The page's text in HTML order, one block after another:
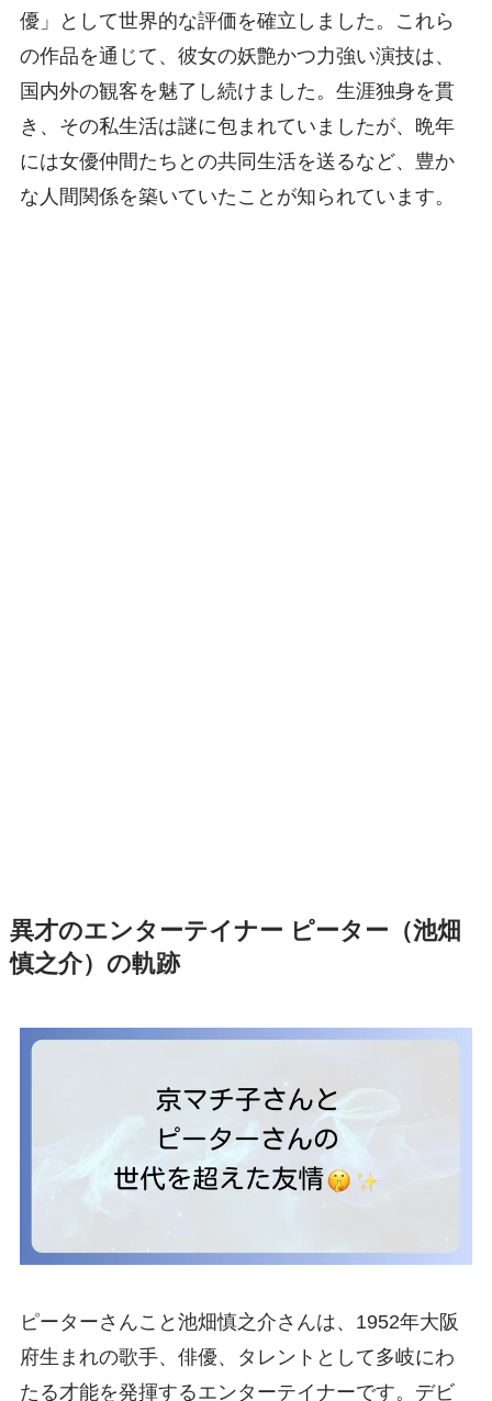
優」として世界的な評価を確立しました。これら
の作品を通じて、彼女の妖艶かつ力強い演技は、
国内外の観客を魅了し続けました。生涯独身を貫
き、その私生活は謎に包まれていましたが、晩年
には女優仲間たちとの共同生活を送るなど、豊か
な人間関係を築いていたことが知られています。
異才のエンターテイナー ピーター（池畑
慎之介）の軌跡
ピーターさんこと池畑慎之介さんは、1952年大阪
府生まれの歌手、俳優、タレントとして多岐にわ
たる才能を発揮するエンターテイナーです。デビ